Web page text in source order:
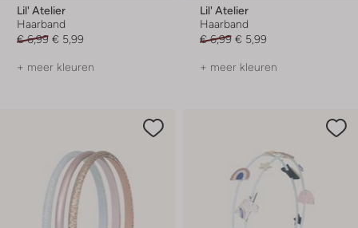
Lil' Atelier
Haarband
€ 6,99 € 5,99
+ meer kleuren
Lil' Atelier
Haarband
€ 6,99 € 5,99
+ meer kleuren